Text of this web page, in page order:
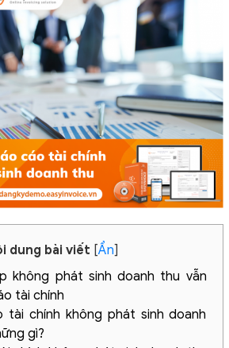
dung bài viết [Ẩn]
không phát sinh doanh thu vẫn
tài chính
tài chính không phát sinh doanh
gì?